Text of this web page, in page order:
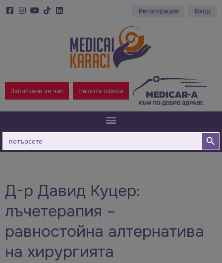
Регистрация Вход
Запитване за час Нашите офиси
Търсене
за:
Бутон
Д-р Давид Куцер:
лъчетерапия –
равностойна алтернатива
на хирургията